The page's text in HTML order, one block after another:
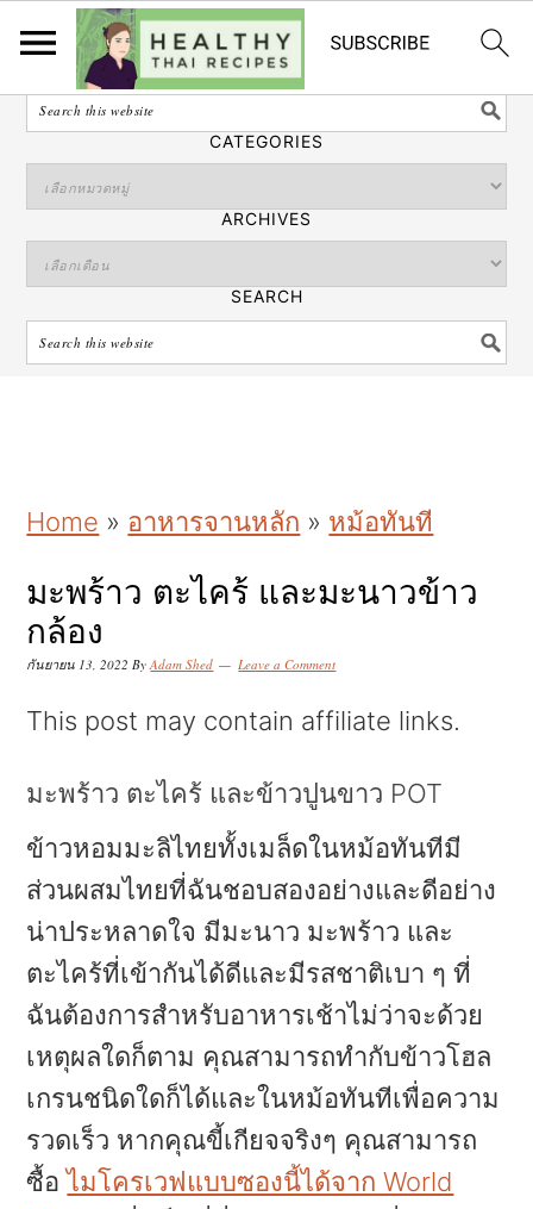
ไทย
SEARCH
CATEGORIES
ARCHIVES
SEARCH
k
p
t
r
m
a
r
y
n
a
v
i
g
k
p
t
a
n
c
o
n
t
e
n
t
k
p
t
r
m
a
r
y
s
i
d
e
b
Home » อาหารจานหลัก » หม้อทันที
มะพร้าว ตะไคร้ และมะนาวข้าว
กล้อง
กันยายน 13, 2022 ByAdam Shed Leave a Comment
This post may contain affiliate links.
มะพร้าว ตะไคร้ และข้าวปูนขาว POT
ข้าวหอมมะลิไทยทั้งเมล็ดในหม้อทันทีมี
ส่วนผสมไทยที่ฉันชอบสองอย่างและดีอย่าง
น่าประหลาดใจ มีมะนาว มะพร้าว และ
ตะไคร้ที่เข้ากันได้ดีและมีรสชาติเบา ๆ ที่
ฉันต้องการสำหรับอาหารเช้าไม่ว่าจะด้วย
เหตุผลใดก็ตาม คุณสามารถทำกับข้าวโฮล
เกรนชนิดใดก็ได้และในหม้อทันทีเพื่อความ
รวดเร็ว หากคุณขี้เกียจจริงๆ คุณสามารถ
ซื้อไมโครเวฟแบบซองนี้ได้จาก World